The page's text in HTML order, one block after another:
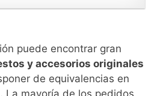
puede encontrar gran
y accesorios originales
de equivalencias en